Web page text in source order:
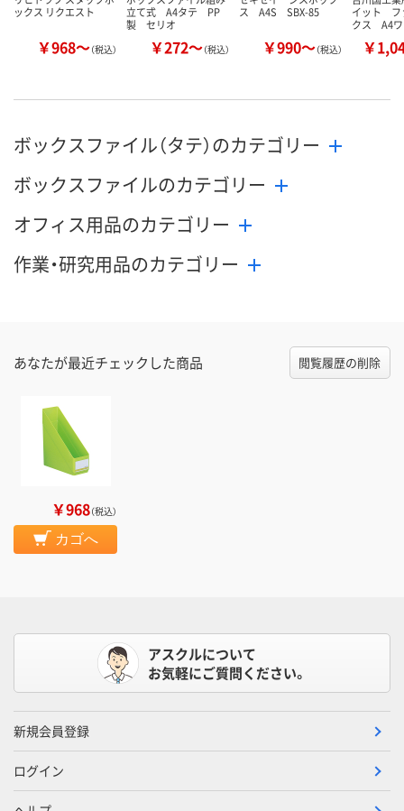
ックス リクエスト
￥968～（税込）
立て式 A4タテ PP
製 セリオ
￥272～（税込）
ス A4S SBX-85
￥990～（税込）
イット フ
クス A4ワ
￥
ボックスファイル（タテ）のカテゴリー
ボックスファイルのカテゴリー
オフィス用品のカテゴリー
作業・研究用品のカテゴリー
あなたが最近チェックした商品 閲覧履歴の削除
￥968（税込）
カゴへ
アスクルについて
お気軽にご質問ください。
新規会員登録
ログイン